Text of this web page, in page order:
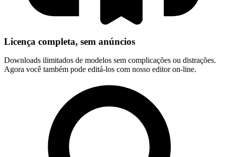
Licença completa, sem anúncios
Downloads ilimitados de modelos sem complicações ou distrações.
Agora você também pode editá-los com nosso editor on-line.